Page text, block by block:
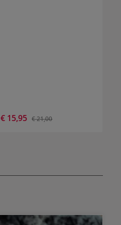
Verkaufspreis:
€ 15,95 Regulärer Preis:
€ 21,00